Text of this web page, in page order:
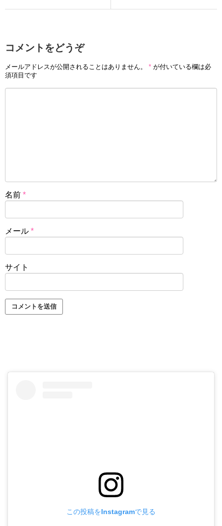
コメントをどうぞ
メールアドレスが公開されることはありません。 * が付いている欄は必
須項目です
名前 *
メール *
サイト
この投稿をInstagramで見る